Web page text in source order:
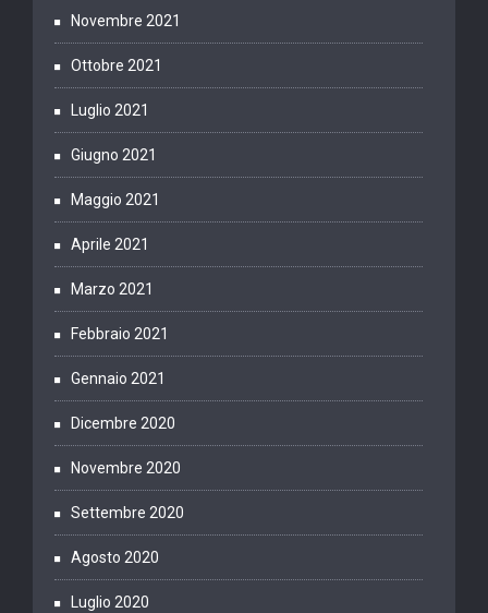
Novembre 2021
Ottobre 2021
Luglio 2021
Giugno 2021
Maggio 2021
Aprile 2021
Marzo 2021
Febbraio 2021
Gennaio 2021
Dicembre 2020
Novembre 2020
Settembre 2020
Agosto 2020
Luglio 2020